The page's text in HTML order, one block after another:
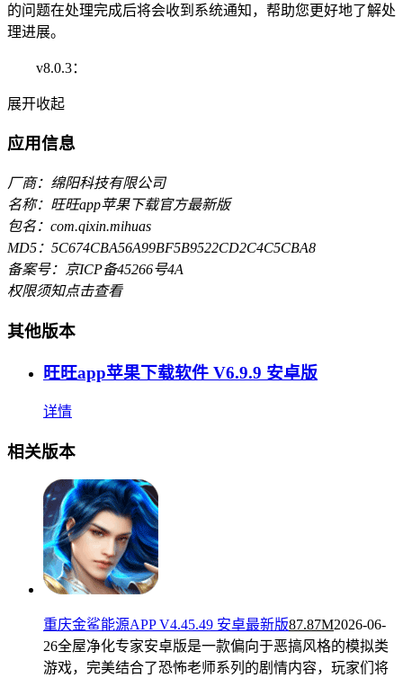
的问题在处理完成后将会收到系统通知，帮助您更好地了解处
理进展。
v8.0.3：
展开收起
应用信息
厂商：绵阳科技有限公司
名称：旺旺app苹果下载官方最新版
包名：com.qixin.mihuas
MD5：5C674CBA56A99BF5B9522CD2C4C5CBA8
备案号：京ICP备45266号4A
权限须知点击查看
其他版本
旺旺app苹果下载软件 V6.9.9 安卓版
详情
相关版本
重庆金鲨能源APP V4.45.49 安卓最新版87.87M2026-06-
26全屋净化专家安卓版是一款偏向于恶搞风格的模拟类
游戏，完美结合了恐怖老师系列的剧情内容，玩家们将